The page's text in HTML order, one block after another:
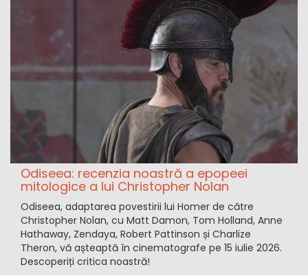
Odiseea: recenzia noastră a epopeei
mitologice a lui Christopher Nolan
Odiseea, adaptarea povestirii lui Homer de către
Christopher Nolan, cu Matt Damon, Tom Holland, Anne
Hathaway, Zendaya, Robert Pattinson și Charlize
Theron, vă așteaptă în cinematografe pe 15 iulie 2026.
Descoperiți critica noastră!